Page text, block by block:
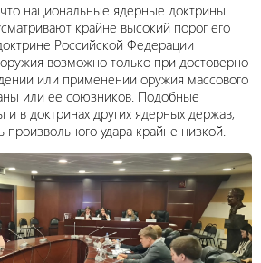
национальные ядерные доктрины
крайне высокий порог его
Российской Федерации
возможно только при достоверно
или применении оружия массового
или ее союзников. Подобные
в доктринах других ядерных держав,
произвольного удара крайне низкой.